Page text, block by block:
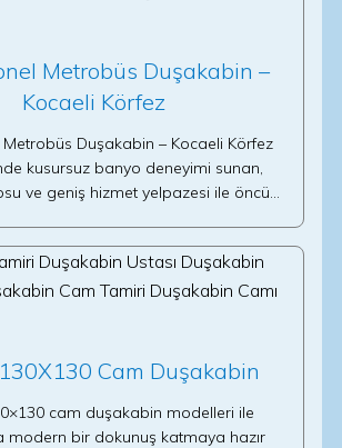
Metrobüs Duşakabin –
Kocaeli Körfez
Duşakabin – Kocaeli Körfez
kusursuz banyo deneyimi sunan,
ve geniş hizmet yelpazesi ile öncü…
Cam Duşakabin
cam duşakabin modelleri ile
modern bir dokunuş katmaya hazır